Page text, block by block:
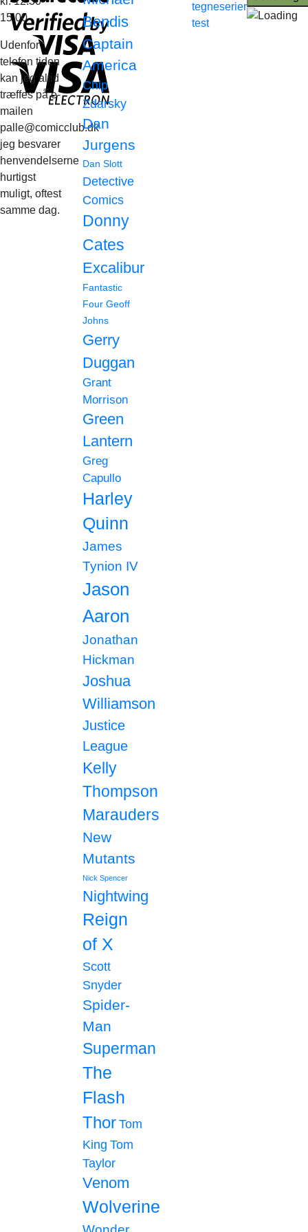
15.00
Udenfor
telefon tiden
kan jeg altid
træffes på e-
mailen
palle@comicclub.dk
jeg besvarer
henvendelserne
hurtigst
muligt, oftest
samme dag.
Bendis
Captain
America
Chip
Zdarsky
Dan
Jurgens
Dan Slott
Detective
Comics
Donny
Cates
Excalibur
Fantastic
Four Geoff
Johns
Gerry
Duggan
Grant
Morrison
Green
Lantern
Greg
Capullo
Harley
Quinn
James
Tynion IV
Jason
Aaron
Jonathan
Hickman
Joshua
Williamson
Justice
League
Kelly
Thompson
Marauders
New
Mutants
Nick Spencer
Nightwing
Reign
of X
Scott
Snyder
Spider-
Man
Superman
The
Flash
Thor Tom
King Tom
Taylor
Venom
Wolverine
tegneserier
test